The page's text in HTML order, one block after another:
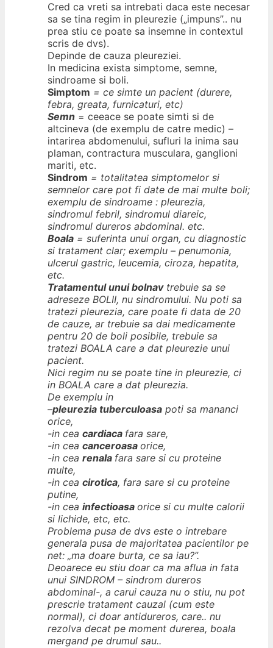
Cred ca vreti sa intrebati daca este necesar
sa se tina regim in pleurezie („impuns”.. nu
prea stiu ce poate sa insemne in contextul
scris de dvs).
Depinde de cauza pleureziei.
In medicina exista simptome, semne,
sindroame si boli.
Simptom = ce simte un pacient (durere,
febra, greata, furnicaturi, etc)
Semn = ceeace se poate simti si de
altcineva (de exemplu de catre medic) –
intarirea abdomenului, sufluri la inima sau
plaman, contractura musculara, ganglioni
mariti, etc.
Sindrom = totalitatea simptomelor si
semnelor care pot fi date de mai multe boli;
exemplu de sindroame : pleurezia,
sindromul febril, sindromul diareic,
sindromul dureros abdominal. etc.
Boala = suferinta unui organ, cu diagnostic
si tratament clar; exemplu – penumonia,
ulcerul gastric, leucemia, ciroza, hepatita,
etc.
Tratamentul unui bolnavtrebuie sa se
adreseze BOLII, nu sindromului. Nu poti sa
tratezi pleurezia, care poate fi data de 20
de cauze, ar trebuie sa dai medicamente
pentru 20 de boli posibile, trebuie sa
tratezi BOALA care a dat pleurezie unui
pacient.
Nici regim nu se poate tine in pleurezie, ci
in BOALA care a dat pleurezia.
De exemplu in
–pleurezia tuberculoasa poti sa mananci
orice,
-in cea cardiaca fara sare,
-in cea canceroasa orice,
-in cea renala fara sare si cu proteine
multe,
-in cea cirotica, fara sare si cu proteine
putine,
-in cea infectioasa orice si cu multe calorii
si lichide, etc, etc.
Problema pusa de dvs este o intrebare
generala pusa de majoritatea pacientilor pe
net: „ma doare burta, ce sa iau?”.
Deoarece eu stiu doar ca ma aflua in fata
unui SINDROM – sindrom dureros
abdominal-, a carui cauza nu o stiu, nu pot
prescrie tratament cauzal (cum este
normal), ci doar antidureros, care.. nu
rezolva decat pe moment durerea, boala
mergand pe drumul sau..